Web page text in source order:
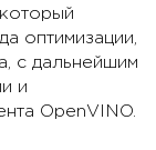
оптимизации,
с дальнейшим
и
OpenVINO.